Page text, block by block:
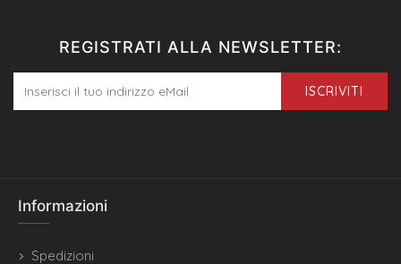
REGISTRATI ALLA NEWSLETTER:
ISCRIVITI
Informazioni
Spedizioni